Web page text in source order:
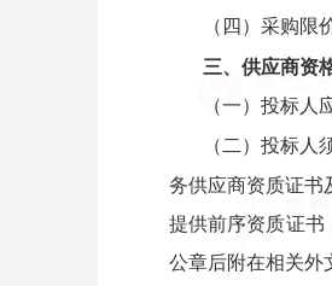
（四）采购限
三、供应商资
（一）投标人
（二）投标
务供应商资质证书
提供前序资质证书
公章后附在相关外